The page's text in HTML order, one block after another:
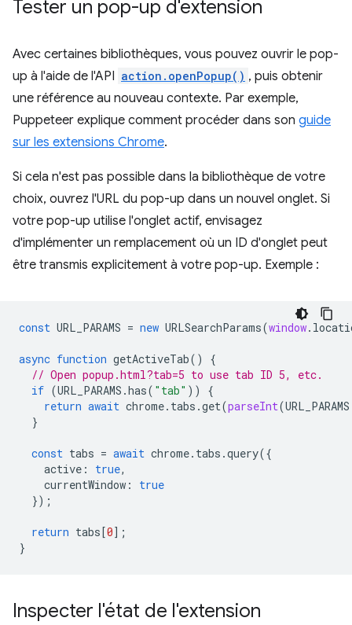
Tester un pop-up d'extension
Avec certaines bibliothèques, vous pouvez ouvrir le pop-
up à l'aide de l'API action.openPopup() , puis obtenir
une référence au nouveau contexte. Par exemple,
Puppeteer explique comment procéder dans son guide
sur les extensions Chrome.
Si cela n'est pas possible dans la bibliothèque de votre
choix, ouvrez l'URL du pop-up dans un nouvel onglet. Si
votre pop-up utilise l'onglet actif, envisagez
d'implémenter un remplacement où un ID d'onglet peut
être transmis explicitement à votre pop-up. Exemple :
const URL_PARAMS = new URLSearchParams(window.
async function getActiveTab()
{
// Open popup.html?tab=5 to use tab ID 5, etc.
if (URL_PARAMS .has( "tab" ))
{
return await chrome. tabs .get(parseInt(URL_PARAMS
}
const tabs = await chrome. tabs .query({
active : true,
currentWindow :
true
});
return tabs[0];
}
Inspecter l'état de l'extension